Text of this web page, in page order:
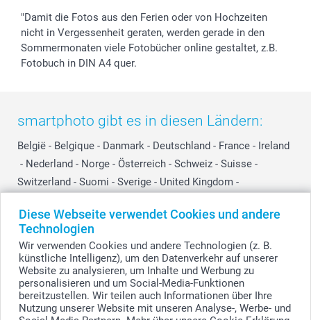
Diese Webseite verwendet Cookies und andere
Technologien
Wir verwenden Cookies und andere Technologien (z. B.
künstliche Intelligenz), um den Datenverkehr auf unserer
Website zu analysieren, um Inhalte und Werbung zu
personalisieren und um Social-Media-Funktionen
bereitzustellen. Wir teilen auch Informationen über Ihre
Nutzung unserer Website mit unseren Analyse-, Werbe- und
"Damit die Fotos aus den Ferien oder von Hochzeiten
nicht in Vergessenheit geraten, werden gerade in den
Sommermonaten viele Fotobücher online gestaltet, z.B.
Fotobuch in DIN A4 quer.
smartphoto gibt es in diesen Ländern:
België - Belgique - Danmark - Deutschland - France - Ireland
- Nederland - Norge - Österreich - Schweiz - Suisse -
Switzerland - Suomi - Sverige - United Kingdom -
Other Countries
© smartphoto Group. Alle Rechte vorbehalten.
Alle Preise verstehen sich in EURO (€) inkl. MwSt. und zzgl. Versandkosten.